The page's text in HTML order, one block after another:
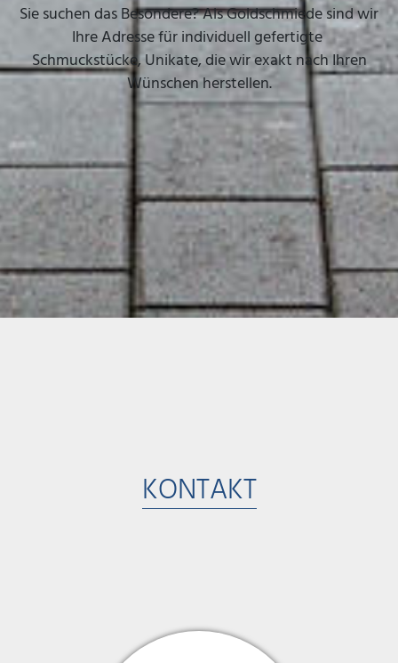
Sie suchen das Besondere? Als Goldschmiede sind wir
Ihre Adresse für individuell gefertigte
Schmuckstücke, Unikate, die wir exakt nach Ihren
Wünschen herstellen.
KONTAKT